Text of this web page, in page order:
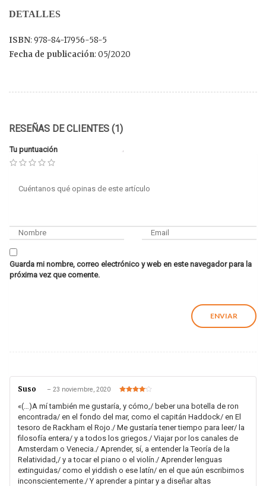
DETALLES
ISBN: 978-84-17956-58-5
Fecha de publicación: 05/2020
RESEÑAS DE CLIENTES (1)
Tu puntuación
Guarda mi nombre, correo electrónico y web en este navegador para la
próxima vez que comente.
Suso – 23 noviembre, 2020
en de 5
«(…)A mí también me gustaría, y cómo,/ beber una botella de ron
encontrada/ en el fondo del mar, como el capitán Haddock/ en El
tesoro de Rackham el Rojo./ Me gustaría tener tiempo para leer/ la
filosofía entera/ y a todos los griegos./ Viajar por los canales de
Amsterdam o Venecia./ Aprender, sí, a entender la Teoría de la
Relatividad,/ y a tocar el piano o el violín./ Aprender lenguas
extinguidas/ como el yiddish o ese latín/ en el que aún escribimos
inconscientemente./ Y aprender a pintar y a diseñar altas